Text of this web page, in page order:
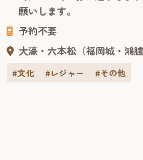
開しています。目の前で繰り
景を、ぜひ現地で体感し...
願いします。
予約不要
大濠・六本松（福岡城・鴻
#文化 #レジャー #その他